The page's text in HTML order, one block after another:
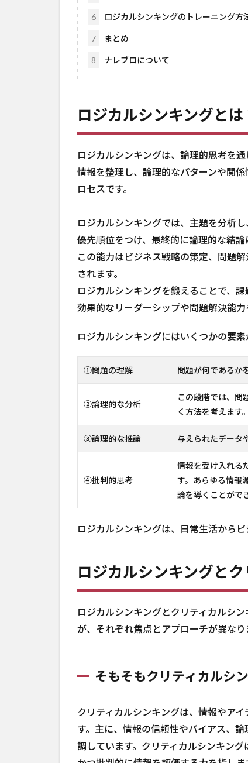
6 ロジカルシンキングのトレーニング方
7 まとめ
8 ナレブロについて
ロジカルシンキングとは
ロジカルシンキングは、論理的思考を
情報を整理し、論理的なパターンや関
ロセスです。
ロジカルシンキングでは、主題を分析
優先順位をつけ、最終的に論理的な結論
この能力はビジネス戦略の策定、問題
されます。
ロジカルシンキングを鍛えることで、
効果的なリーダーシップや問題解決能力
ロジカルシンキングにはいくつかの要素
①問題の理解 問題が何であるか
②論理的な分析
この段階では、問
く方法を考えます。
③論理的な推論 与えられたデータ
④批判的思考
情報を受け入れる
す。あらゆる情報
論を導くことがで
ロジカルシンキングは、日常生活から
ロジカルシンキングと
ロジカルシンキングとクリティカルシ
が、それぞれ焦点とアプローチが異なり
そもそもクリティカルシ
クリティカルシンキングは、情報やア
す。主に、情報の信頼性やバイアス、
調しています。クリティカルシンキン